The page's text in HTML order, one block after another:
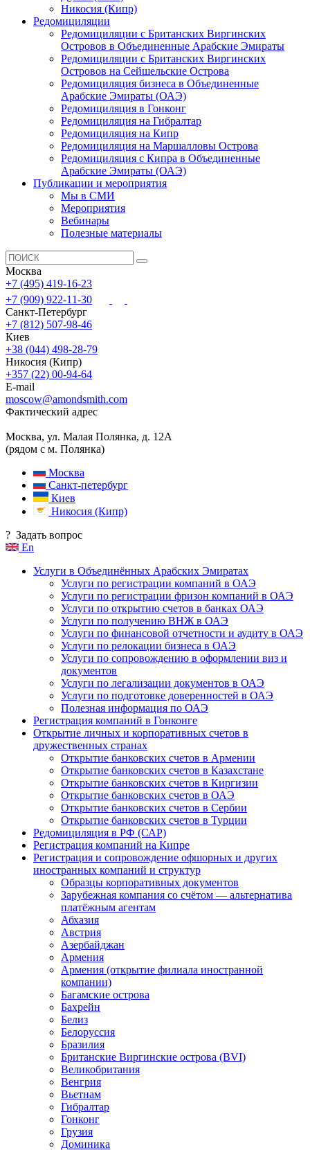
Никосия (Кипр)
Редомициляции
Редомициляции с Британских Виргинских
Островов в Объединенные Арабские Эмираты
Редомициляции с Британских Виргинских
Островов на Сейшельские Острова
Редомициляция бизнеса в Объединенные
Арабские Эмираты (ОАЭ)
Редомициляция в Гонконг
Редомициляция на Гибралтар
Редомициляция на Кипр
Редомициляция на Маршалловы Острова
Редомициляция с Кипра в Объединенные
Арабские Эмираты (ОАЭ)
Публикации и мероприятия
Мы в СМИ
Мероприятия
Вебинары
Полезные материалы
Москва
+7 (495) 419-16-23
+7 (909) 922-11-30
Санкт-Петербург
+7 (812) 507-98-46
Киев
+38 (044) 498-28-79
Никосия (Кипр)
+357 (22) 00-94-64
E-mail
moscow@amondsmith.com
Фактический адрес
Москва, ул. Малая Полянка, д. 12А
(рядом с м. Полянка)
Москва
Санкт-петербург
Киев
Никосия (Кипр)
? Задать вопрос
En
Услуги в Объединённых Арабских Эмиратах
Услуги по регистрации компаний в ОАЭ
Услуги по регистрации фризон компаний в ОАЭ
Услуги по открытию счетов в банках ОАЭ
Услуги по получению ВНЖ в ОАЭ
Услуги по финансовой отчетности и аудиту в ОАЭ
Услуги по релокации бизнеса в ОАЭ
Услуги по сопровождению в оформлении виз и
документов
Услуги по легализации документов в ОАЭ
Услуги по подготовке доверенностей в ОАЭ
Полезная информация по ОАЭ
Регистрация компаний в Гонконге
Открытие личных и корпоративных счетов в
дружественных странах
Открытие банковских счетов в Армении
Открытие банковских счетов в Казахстане
Открытие банковских счетов в Киргизии
Открытие банковских счетов в ОАЭ
Открытие банковских счетов в Сербии
Открытие банковских счетов в Турции
Редомициляция в РФ (САР)
Регистрация компаний на Кипре
Регистрация и сопровождение офшорных и других
иностранных компаний и структур
Образцы корпоративных документов
Зарубежная компания со счётом — альтернатива
платёжным агентам
Абхазия
Австрия
Азербайджан
Армения
Армения (открытие филиала иностранной
компании)
Багамские острова
Бахрейн
Белиз
Белоруссия
Бразилия
Британские Виргинские острова (BVI)
Великобритания
Венгрия
Вьетнам
Гибралтар
Гонконг
Грузия
Доминика